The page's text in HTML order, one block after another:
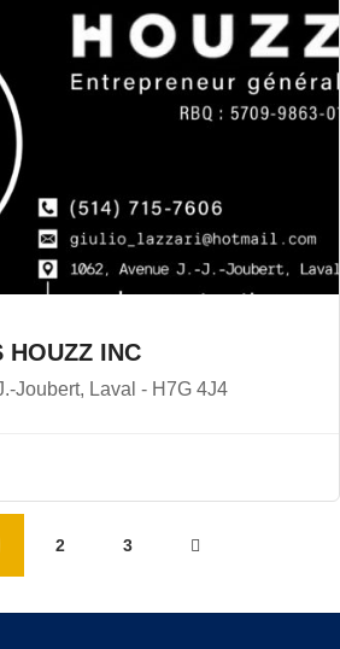
HOUZZ INC
Joubert, Laval - H7G 4J4
2 3